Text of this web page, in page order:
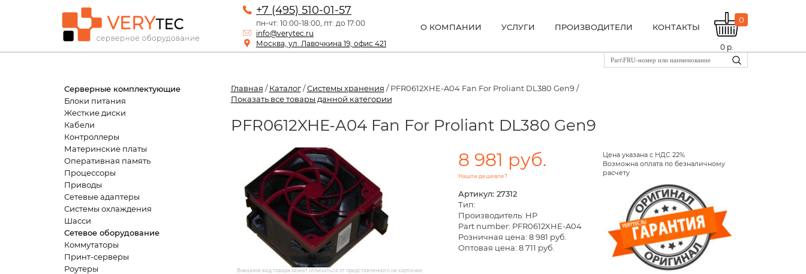
+7 (495) 510-01-57
пн-чт: 10:00-18:00, пт: до 17:00
info@verytec.ru
Москва, ул. Лавочкина 19, офис 421
О КОМПАНИИ УСЛУГИ ПРОИЗВОДИТЕЛИ КОНТАКТЫ
0
0 р.
Серверные комплектующие
Блоки питания
Жесткие диски
Кабели
Контроллеры
Материнские платы
Оперативная память
Процессоры
Приводы
Сетевые адаптеры
Системы охлаждения
Шасси
Сетевое оборудование
Коммутаторы
Принт-серверы
Роутеры
Главная /Каталог/Системы хранения / PFR0612XHE-A04 Fan For Proliant DL380 Gen9 /
Показать все товары данной категории
PFR0612XHE-A04 Fan For Proliant DL380 Gen9
Внешний вид товара может отличаться от представленного на картинке
8 981 руб.
Нашли дешевле?
Цена указана с НДС 22%
Возможна оплата по безналичному
расчету
Артикул: 27312
Тип:
Производитель: HP
Part number: PFR0612XHE-A04
Розничная цена: 8 981 руб.
Оптовая цена: 8 711 руб.